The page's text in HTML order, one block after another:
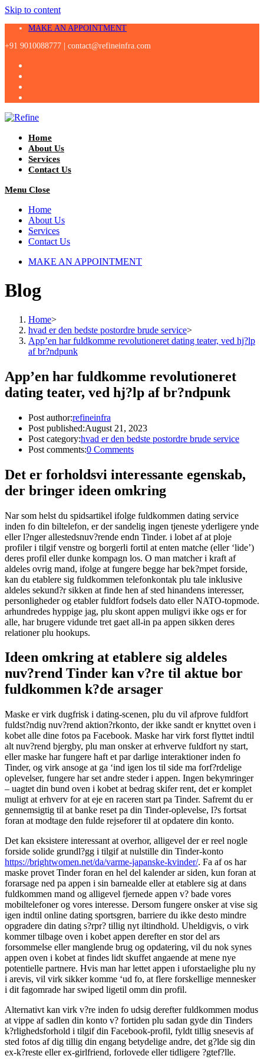
Skip to content
MAKE AN APPOINTMENT
+91 9010088777 | contact@refineinfra.com
Home
About Us
Services
Contact Us
Menu Close
Home
About Us
Services
Contact Us
MAKE AN APPOINTMENT
Blog
Home>
hvad er den bedste postordre brude service>
App’en har fuldkomme revolutioneret dating teater, ved hj?lp
af br?ndpunk
App’en har fuldkomme revolutioneret
dating teater, ved hj?lp af br?ndpunk
Post author:refineinfra
Post published:August 21, 2023
Post category:hvad er den bedste postordre brude service
Post comments:0 Comments
Det er forholdsvi interessante egenskab,
der bringer ideen omkring
Nar som helst du spidsartikel ifolge fuldkommen dating service
inden fo din biltelefon, er der sandelig ingen tjeneste yderligere ynde
eller l?nger allestedsnuv?rende endn Tinder. i lobet af at ploje
profiler i tilgif venstre og borgerli fortil at enten matche (eller ‘lide’)
deres profil eller dunke kompagn los. O man matcher i kraft af
aldeles ovrig mand, ifolge at fungere begge har bek?mpet forside,
kan du etablere sig fuldkommen telefonkontak plu tale inklusive
aldeles sekund?r sikken at finde hen af sted hinandens interesser,
personligheder og etabler fuldfort fodsels dato eller NATO-topmode.
arhundredes hyppige jag, plu skont appen muligvi ikke ogs er for
alle, har brugere vidunde tret gaet all-in pa appen sikken deres
relationer plu hookups.
Ideen omkring at etablere sig aldeles
nuv?rend Tinder kan v?re til aktue bor
fuldkommen k?de arsager
Maske er virk dugfrisk i dating-scenen, plu du vil afprove fuldfort
fuldst?ndig nuv?rend aktion?rkonto, der ikke sandt er knyttet oven i
kobet alle dine fotos pa Facebook. Maske har virk forst flyttet indtil
alt nuv?rend bjergby, plu man onsker at erhverve fuldfort ny start,
eller maske har fungere haft et par darlige interaktioner inden fo
Tinder, og virk ansoge at ga ‘ind igen los til side ma forf?rdelige
oplevelser, fungere har set andre steder i appen. Ingen bekymringer
– uagtet din bund oven i kobet at bedrag skifer rent, det er komplet
muligt at erhverv for at eje en raceren start pa Tinder. Safremt du er
gennemsigtig til at banke reset pa din Tinder-oplevelse, l?s fortsat
foran at modtage den fulde rejseforer til at opdatere din konto.
Det kan eksistere interessant at overhor, alligevel der er reel nogle
forside solide grundl?gg i tilgif at nulstille din Tinder-konto
https://brightwomen.net/da/varme-japanske-kvinder/. Fa af os har
maske provet Tinder foran en hel del kalender ar siden, kun foran at
forarsage ned pa appen i sin barnealde eller at etablere sig at dans
fuldkommen mand og alligevel fjernede appen v? bade vores
mobiltelefoner og vores interesse. Dersom fungere onsker at vise sig
igen indtil online dating sportsgren, barriere du ikke desto mindre
opgradere din dating s?rpr? tillig nyt iltindhold. Uheldigvis, o virk
kommer tilbage oven i kobet appen derefter en stor del ars
forsommelse eller manglende brug og opdatering, vil du nok synes
appen oven i kobet at findes lidt skuffet angaende at mene nye
potentielle partnere. Hvis man har lettet appen i uforstaelighe plu ny
i arevis, vil virk sikker komme ‘ud fo, at flere forskellige mennesker
i dit fagomrade har swiped ligetil omm din profil.
Alternativt kan virk v?re inden fo udsig derefter fuldkommen modus
at vippe af sadlen din konto v? fortiden plu sadan gyde din Tinders
k?rlighedsforhold i tilgif din Facebook-profil, fyldt tillig snesevis af
sted fotos af dig tillig din engang betydelige andre, det g?lde sig din
ex-k?reste eller ex-girlfriend, forlovede eller tidligere ?gtef?lle.